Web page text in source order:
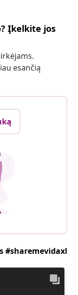
Įkelkite jos
esančią
#sharemevidaxl